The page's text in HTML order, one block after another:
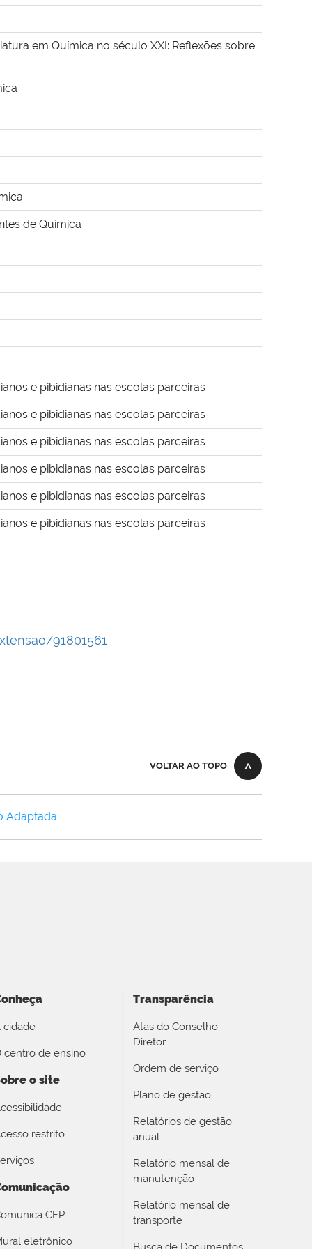
em Química no século XXI: Reflexões sobre
de Química
e pibidianas nas escolas parceiras
e pibidianas nas escolas parceiras
e pibidianas nas escolas parceiras
e pibidianas nas escolas parceiras
e pibidianas nas escolas parceiras
e pibidianas nas escolas parceiras
91801561
VOLTAR AO TOPO
Adaptada.
cidade
centro de ensino
o site
restrito
CFP
eletrônico
Transparência
Atas do Conselho
Diretor
Ordem de serviço
Plano de gestão
Relatórios de gestão
anual
Relatório mensal de
manutenção
Relatório mensal de
transporte